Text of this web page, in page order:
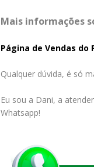
Mais informações
Página de Vendas do
Qualquer dúvida, é só
Eu sou a Dani, a
Whatsapp!